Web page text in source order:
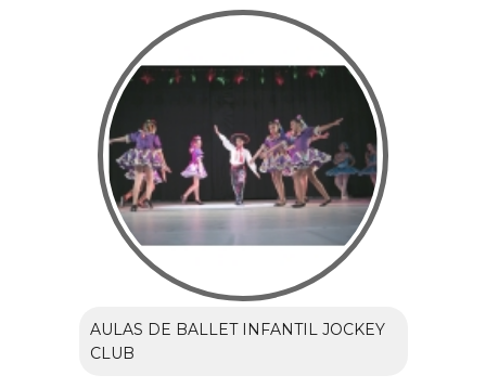
AULAS DE BALLET INFANTIL JOCKEY
CLUB